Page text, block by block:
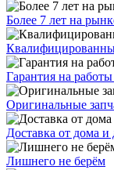
Более 7 лет на
Гарантия на
Оригинальные
Доставка от дома и
Лишнего не берём